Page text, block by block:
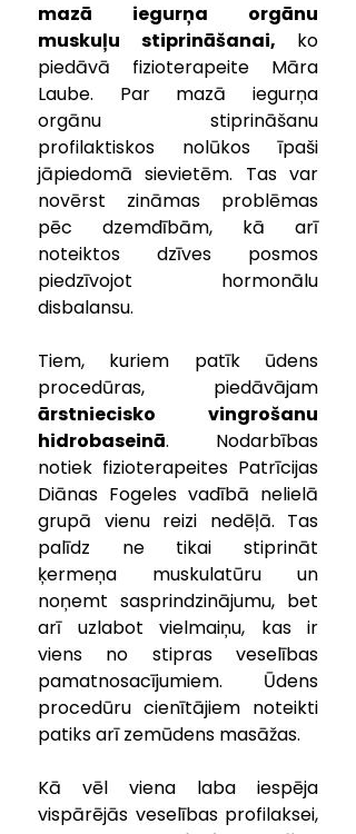
mazā iegurņa orgānu
muskuļu stiprināšanai, ko
piedāvā fizioterapeite Māra
Laube. Par mazā iegurņa
orgānu stiprināšanu
profilaktiskos nolūkos īpaši
jāpiedomā sievietēm. Tas var
novērst zināmas problēmas
pēc dzemdībām, kā arī
noteiktos dzīves posmos
piedzīvojot hormonālu
disbalansu.
Tiem, kuriem patīk ūdens
ārstniecisko vingrošanu
hidrobaseinā. Nodarbības
notiek fizioterapeites Patrīcijas
Diānas Fogeles vadībā nelielā
grupā vienu reizi nedēļā. Tas
palīdz ne tikai stiprināt
ķermeņa muskulatūru un
noņemt sasprindzinājumu, bet
arī uzlabot vielmaiņu, kas ir
viens no stipras veselības
pamatnosacījumiem. Ūdens
procedūru cienītājiem noteikti
patiks arī zemūdens masāžas.
Kā vēl viena laba iespēja
vispārējās veselības profilaksei,